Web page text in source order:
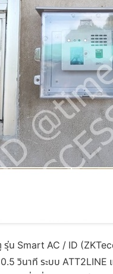
รุ่น Smart AC / ID
วินาที ระบบ